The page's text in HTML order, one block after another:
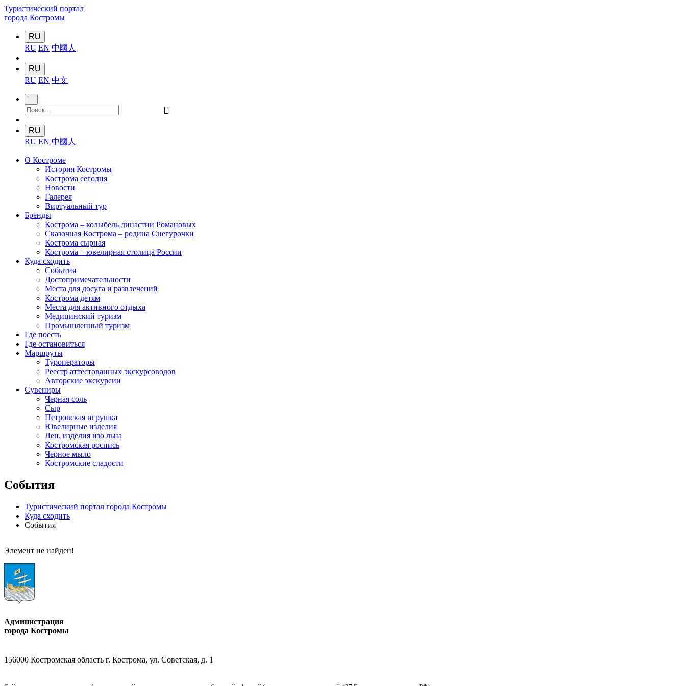
Туристический портал
города Костромы
RU
RU EN 中國人
RU
RU EN 中文
󰍉
RU
RU EN 中國人
О Костроме
История Костромы
Кострома сегодня
Новости
Галерея
Виртуальный тур
Бренды
Кострома – колыбель династии Романовых
Сказочная Кострома – родина Снегурочки
Кострома сырная
Кострома – ювелирная столица России
Куда сходить
События
Достопримечательности
Места для досуга и развлечений
Кострома детям
Места для активного отдыха
Медицинский туризм
Промышленный туризм
Где поесть
Где остановиться
Маршруты
Туроператоры
Реестр аттестованных экскурсоводов
Авторские экскурсии
Сувениры
Черная соль
Сыр
Петровская игрушка
Ювелирные изделия
Лен, изделия изо льна
Костромская роспись
Черное мыло
Костромские сладости
События
Туристический портал города Костромы
Куда сходить
События
Элемент не найден!
Администрация
города Костромы
156000 Костромская область г. Кострома, ул. Советская, д. 1